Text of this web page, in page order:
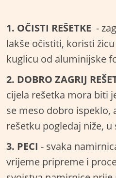
1. OČISTI REŠETKE -
lakše očistiti, koristi
kuglicu od aluminijske
2. DOBRO ZAGRIJ
cijela rešetka mora biti
se meso dobro ispeklo,
rešetku pogledaj niže,
3. PECI - svaka
vrijeme pripreme i